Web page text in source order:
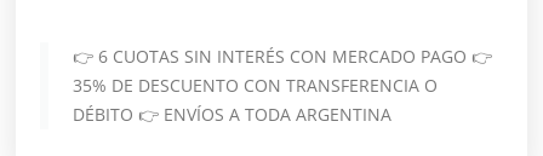
👉 6 CUOTAS SIN INTERÉS CON MERCADO PAGO 👉
35% DE DESCUENTO CON TRANSFERENCIA O
DÉBITO 👉 ENVÍOS A TODA ARGENTINA